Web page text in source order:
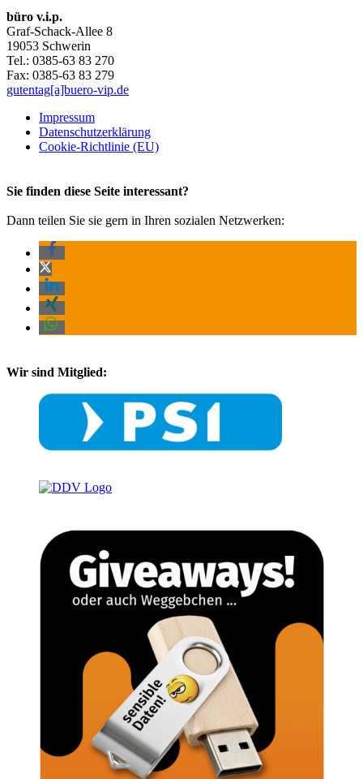
büro v.i.p.
Graf-Schack-Allee 8
19053 Schwerin
Tel.: 0385-63 83 270
Fax: 0385-63 83 279
gutentag[a]buero-vip.de
Impressum
Datenschutz­erklärung
Cookie-Richtlinie (EU)
Sie finden diese Seite interessant?
Dann teilen Sie sie gern in Ihren sozialen Netzwerken:
Wir sind Mitglied: